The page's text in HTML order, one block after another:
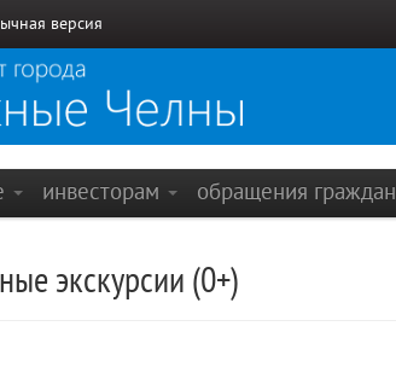
версия
инвесторам обращения граждан
экскурсии (0+)